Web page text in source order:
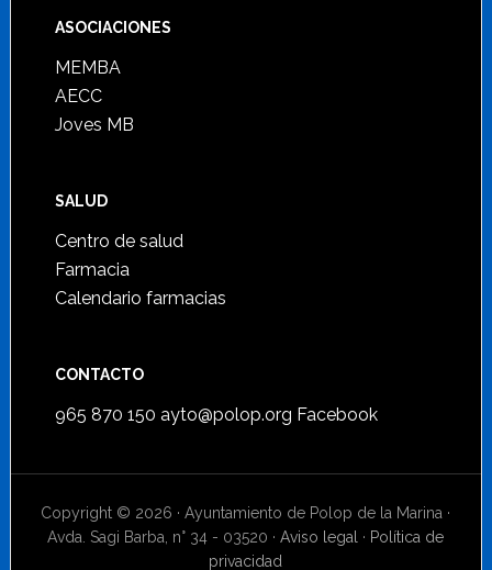
ASOCIACIONES
MEMBA
AECC
Joves MB
SALUD
Centro de salud
Farmacia
Calendario farmacias
CONTACTO
965 870 150 ayto@polop.org Facebook
Copyright © 2026 · Ayuntamiento de Polop de la Marina ·
Avda. Sagi Barba, n° 34 - 03520 ·Aviso legal · Política de
privacidad